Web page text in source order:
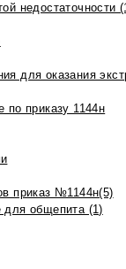
недостаточности
для оказания
по приказу 1144н
приказ №1144н(5)
для общепита (1)